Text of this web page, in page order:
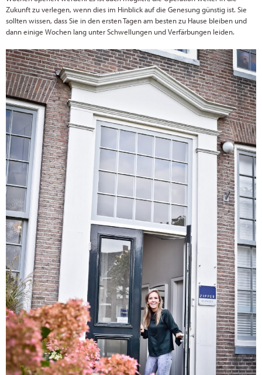
Zukunft zu verlegen, wenn dies im Hinblick auf die Genesung günstig ist. Sie
sollten wissen, dass Sie in den ersten Tagen am besten zu Hause bleiben und
dann einige Wochen lang unter Schwellungen und Verfärbungen leiden.